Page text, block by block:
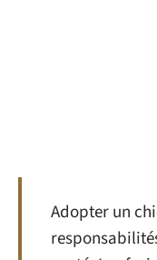
Adopter un